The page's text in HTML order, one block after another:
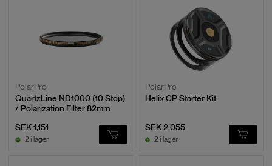
PolarPro
QuartzLine ND1000 (10 Stop)
/ Polarization Filter 82mm
SEK 1,151
2 i lager
PolarPro
Helix CP Starter Kit
SEK 2,055
2 i lager